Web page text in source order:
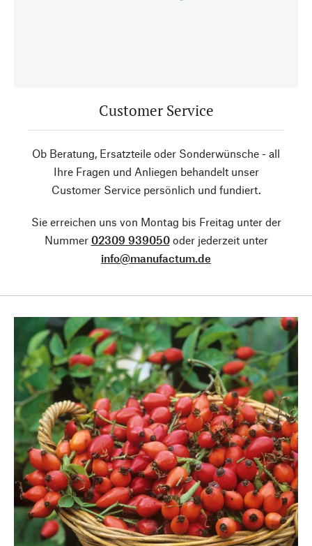
Customer Service
Ob Beratung, Ersatzteile oder Sonderwünsche - all
Ihre Fragen und Anliegen behandelt unser
Customer Service persönlich und fundiert.
Sie erreichen uns von Montag bis Freitag unter der
Nummer 02309 939050oder jederzeit unter
info@manufactum.de